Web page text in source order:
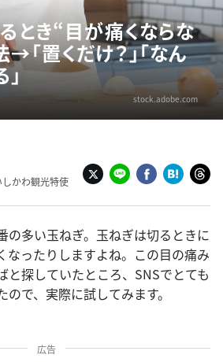
とき“目が痛くならな
「置くだけ？」「なん
stock.adobe.com
かわ観光特使
の多い玉ねぎ。玉ねぎは切るときに
なったりしますよね。この目の痛み
と探していたところ、SNSでとても
で、実際に試してみます。
広告